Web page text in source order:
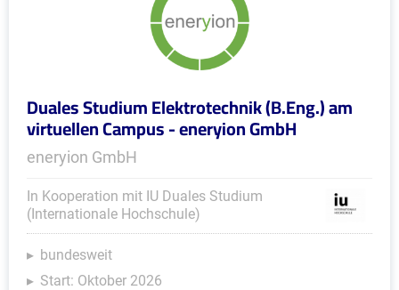
Duales Studium Elektrotechnik (B.Eng.) am
virtuellen Campus - eneryion GmbH
eneryion GmbH
In Kooperation mit IU Duales Studium
(Internationale Hochschule)
bundesweit
Start: Oktober 2026